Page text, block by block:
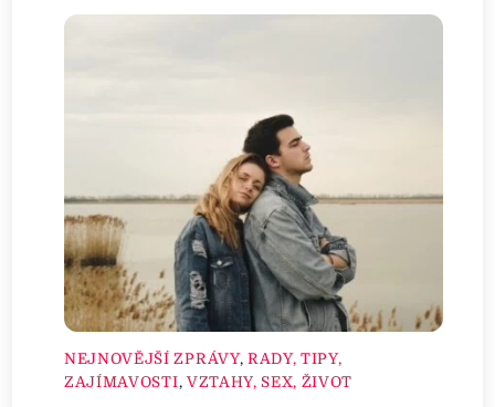
NEJNOVĚJŠÍ ZPRÁVY, RADY, TIPY,
ZAJÍMAVOSTI, VZTAHY, SEX, ŽIVOT